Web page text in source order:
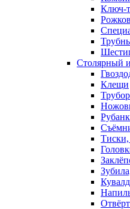
Ключ-
Столярный
Клещи